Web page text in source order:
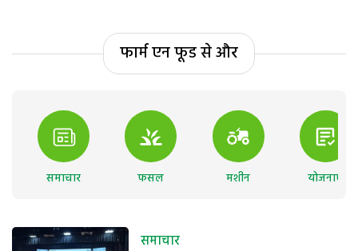
फार्म एन फूड से और
समाचार फसल मशीन योजनाएं
समाचार